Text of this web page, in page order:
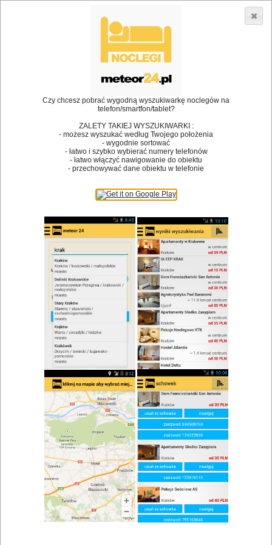
Logowanie
Bóg stworzył jedzenie, a diabeł kucharzy.
James Joyce
Szukam restauracji
Restauracje na mapie
PPH i U Meteor Sp. z o.o.
Kontakt telefony
W sprawie rezerwacji
48 12 427 30 77
E-mail
W sprawie reklamy swojego obiektu
48 12 427 28 05
Sekretariat Firmy Meteor
48 12 427 28 05
Adres
Czy chcesz pobrać wygodną wyszukiwarkę noclegów na
telefon/smartfon/tablet?
ZALETY TAKIEJ WYSZUKIWARKI :
- możesz wyszukać według Twojego położenia
- wygodnie sortować
- łatwo i szybko wybierać numery telefonów
- łatwo włączyć nawigowanie do obiektu
- przechowywać dane obiektu w telefonie